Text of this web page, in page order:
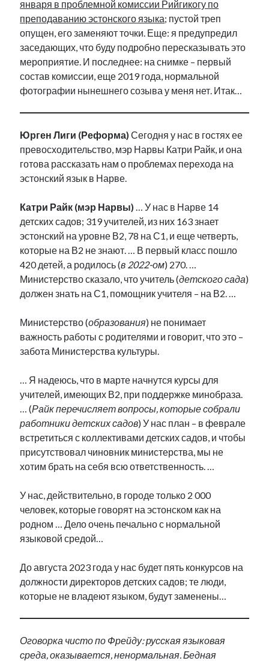
января в проблемной комиссии Рийгикогу по
преподаванию эстонского языка; пустой треп
опущен, его заменяют точки. Еще: я предупредил
заседающих, что буду подробно пересказывать это
мероприятие. И последнее: на снимке – первый
состав комиссии, еще 2019 года, нормальной
фотографии нынешнего созыва у меня нет. Итак…
Юрген Лиги (Реформа) Сегодня у нас в гостях ее
превосходительство, мэр Нарвы Катри Райк, и она
готова рассказать нам о проблемах перехода на
эстонский язык в Нарве.
Катри Райк (мэр Нарвы) … У нас в Нарве 14
детских садов; 319 учителей, из них 163 знает
эстонский на уровне В2, 78 на С1, и еще четверть,
которые на В2 не знают. … В первый класс пошло
420 детей, а родилось (в 2022-ом) 270. …
Министерство сказало, что учитель (детского сада)
должен знать на С1, помощник учителя – на В2. …
Министерство (образования) не понимает
важность работы с родителями и говорит, что это –
забота Министерства культуры.
… Я надеюсь, что в марте начнутся курсы для
учителей, имеющих В2, при поддержке минобраза.
… (Райк перечисляет вопросы, которые собрали
работники детских садов) У нас план – в феврале
встретиться с коллективами детских садов, и чтобы
присутствовал чиновник министерства, мы не
хотим брать на себя всю ответственность. …
У нас, действительно, в городе только 2 000
человек, которые говорят на эстонском как на
родном … Дело очень печально с нормальной
языковой средой…
До августа 2023 года у нас будет пять конкурсов на
должности директоров детских садов; те люди,
которые не владеют языком, будут заменены…
Оговорка чисто по Фрейду: русская языковая
среда, оказывается, ненормальная. Бедная